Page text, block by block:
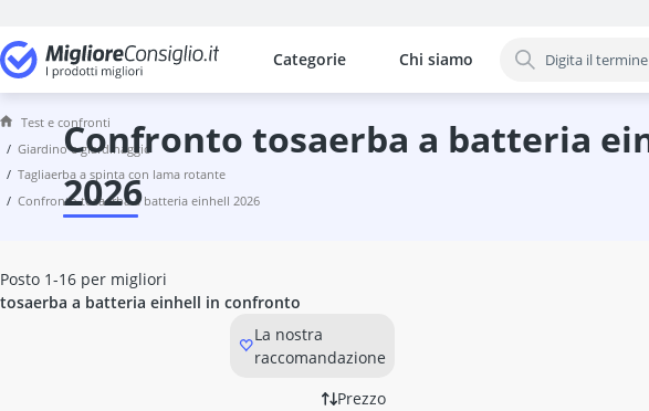
Categorie
I confronti più popolari per categoria
Giardino e giardinaggio
Acceleratore di compostaggio
Accendifuoco
accenditore elettrico per barbecue
acquario grande
Affilacatene
affilatrice per punte da trapano
Affumicatoio
Chi siamo
Test e confronti
giardino e giardinaggio
tagliaerba a spinta con lama rotante
confronto tosaerba a batteria einhell 2026
confronto tosaerba a batteria einhell
2026
Posto 1-16 per migliori
tosaerba a batteria einhell in confronto
La nostra
raccomandazione
Prezzo